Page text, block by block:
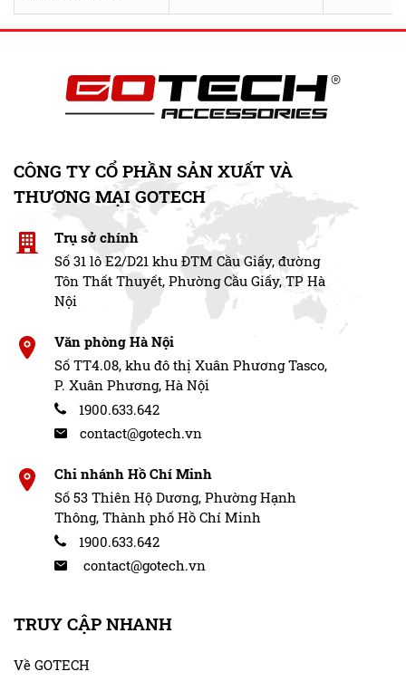
CÔNG TY CỔ PHẦN SẢN XUẤT VÀ
THƯƠNG MẠI GOTECH
Trụ sở chính
Số 31 lô E2/D21 khu ĐTM Cầu Giấy, đường
Tôn Thất Thuyết, Phường Cầu Giấy, TP Hà
Nội
Văn phòng Hà Nội
Số TT4.08, khu đô thị Xuân Phương Tasco,
P. Xuân Phương, Hà Nội
1900.633.642
contact@gotech.vn
Chi nhánh Hồ Chí Minh
Số 53 Thiên Hộ Dương, Phường Hạnh
Thông, Thành phố Hồ Chí Minh
1900.633.642
contact@gotech.vn
TRUY CẬP NHANH
Về GOTECH